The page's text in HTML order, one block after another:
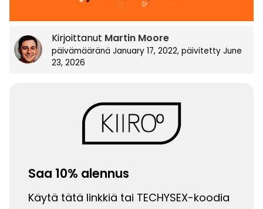
Kirjoittanut Martin Moore
päivämääränä January 17, 2022, päivitetty June
23, 2026
Saa 10% alennus
Käytä tätä linkkiä tai TECHYSEX-koodia